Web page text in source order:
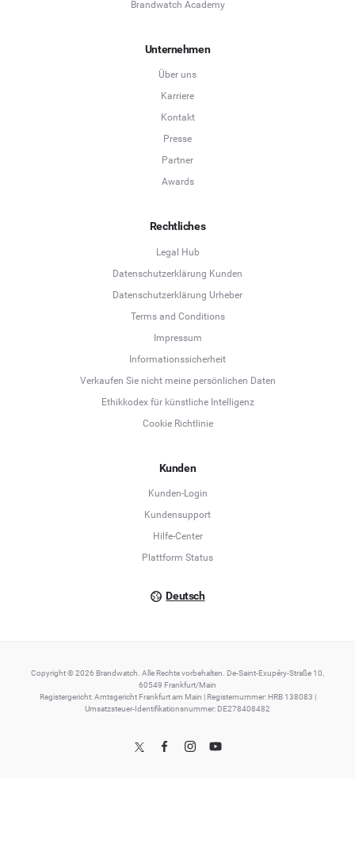
Brandwatch Academy
Unternehmen
Über uns
Karriere
Kontakt
Presse
Partner
Awards
Rechtliches
Legal Hub
Datenschutzerklärung Kunden
Datenschutzerklärung Urheber
Terms and Conditions
Impressum
Informationssicherheit
Verkaufen Sie nicht meine persönlichen Daten
Ethikkodex für künstliche Intelligenz
Cookie Richtlinie
Kunden
Kunden-Login
Kundensupport
Hilfe-Center
Plattform Status
Deutsch
Deutsch
English
Copyright © 2026 Brandwatch. Alle Rechte vorbehalten. De-Saint-Exupéry-Straße 10,
60549 Frankfurt/Main
Registergericht: Amtsgericht Frankfurt am Main | Registernummer: HRB 138083 |
Umsatzsteuer-Identifikationsnummer: DE278408482